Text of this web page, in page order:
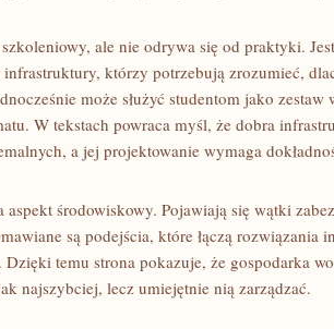
ale nie odrywa się od praktyki.
którzy potrzebują zrozumieć,
może służyć studentom jako
W tekstach powraca myśl, że dobra
a jej projektowanie wymaga
aspekt środowiskowy. Pojawiają się wątki
są podejścia, które łączą rozwiązania
Dzięki temu strona pokazuje, że gospodarka
najszybciej, lecz umiejętnie nią zarządzać.